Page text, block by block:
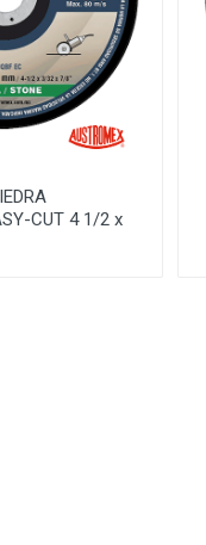
CUT 4 1/2 x